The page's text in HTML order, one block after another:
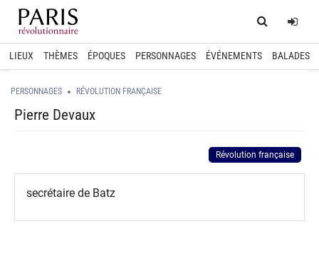
Home
LIEUX THÈMES ÉPOQUES PERSONNAGES ÉVÉNEMENTS BALADES
PERSONNAGES RÉVOLUTION FRANÇAISE
Pierre Devaux
Révolution française
secrétaire de Batz